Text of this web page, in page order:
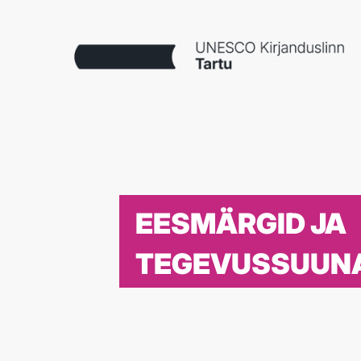
EESMÄRGID JA